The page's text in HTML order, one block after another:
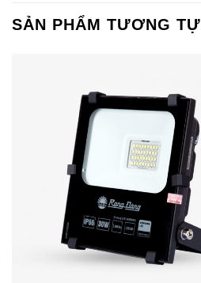
SẢN PHẨM TƯƠNG TỰ